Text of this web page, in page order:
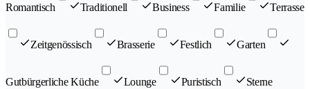
Romantisch Traditionell Business Familie Terrasse
Zeitgenössisch Brasserie Festlich Garten
Gutbürgerliche Küche Lounge Puristisch Sterne